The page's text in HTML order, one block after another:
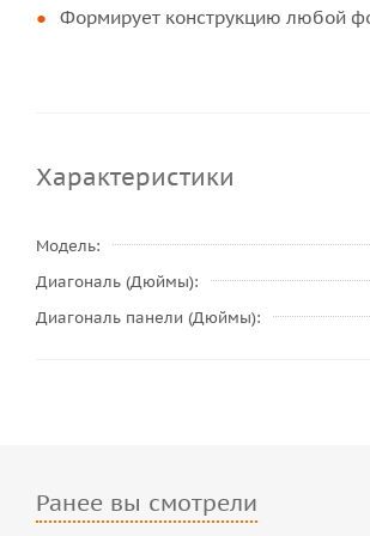
Формирует конструкцию любой
Характеристики
Модель
Диагональ (Дюймы)
Диагональ панели (Дюймы)
Ранее вы смотрели